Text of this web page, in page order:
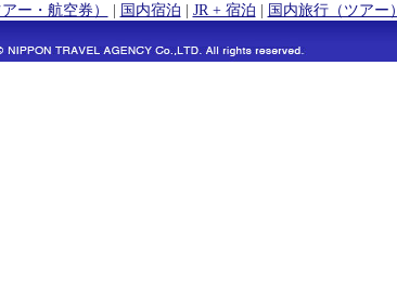
ー・航空券） | 国内宿泊 | JR + 宿泊 | 国内旅行（ツアー）